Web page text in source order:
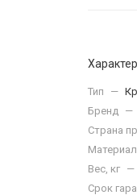
Тип —
Бренд —
Страна
Материал
Вес, кг —
Срок